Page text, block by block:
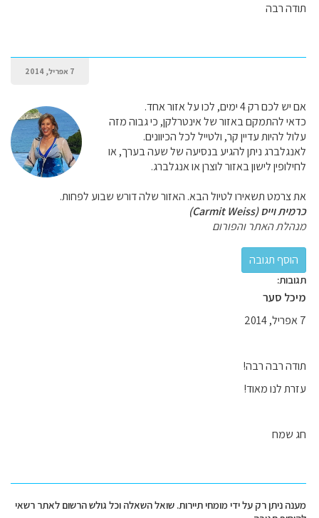
תודה רבה
7 אפריל, 2014
אם יש לכם רק 4 ימים, לכו על אזור אחד.
כדאי להתמקם באזור של אינטרלקן, כי גבוה מזה
עלול להיות עדיין קר, ולטייל לכל הכיוונים.
לאנגלברג ניתן להגיע בנסיעה של שעה בערך, או
לחילופין לישון באזור לוצרן או אנגלברג.
את צרמט תשאירו לטיול הבא. האזור שלה דורש שבוע לפחות.
כרמית וייס (Carmit Weiss)
מנהלת האתר והפורום
תגובות:
מיכל סער
7 אפריל, 2014
תודה רבה רבה!
עזרת לנו מאוד!
חג שמח
מענה ניתן רק על ידי מומחי תיירות. שואל השאלה וכל גולש הרשום לאתר רשאי